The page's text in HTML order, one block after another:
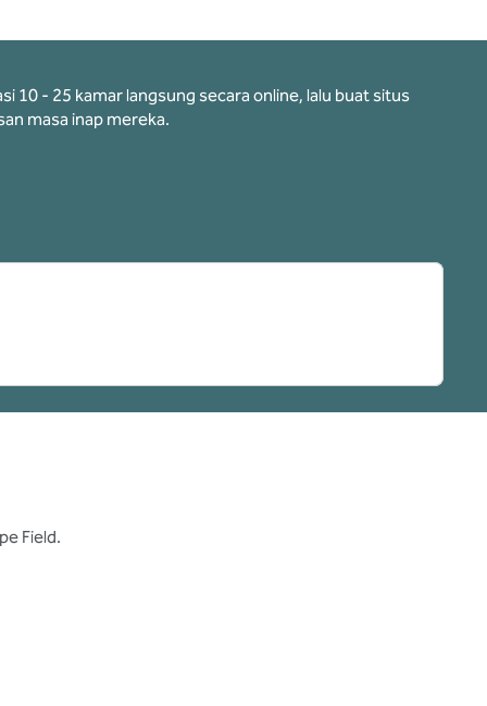
10 - 25 kamar langsung secara online, lalu buat situs
masa inap mereka.
Field.